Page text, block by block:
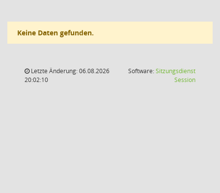
Keine Daten gefunden.
Letzte Änderung: 06.08.2026
20:02:10
Software:Sitzungsdienst
Session(Wird in